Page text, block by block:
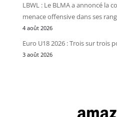
LBWL : Le BLMA a annoncé la
menace offensive dans ses
4 août 2026
Euro U18 2026 : Trois sur trois
3 août 2026